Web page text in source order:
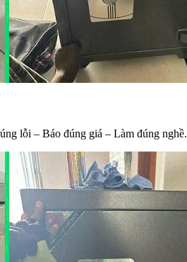
lỗi – Báo đúng giá – Làm đúng nghề.